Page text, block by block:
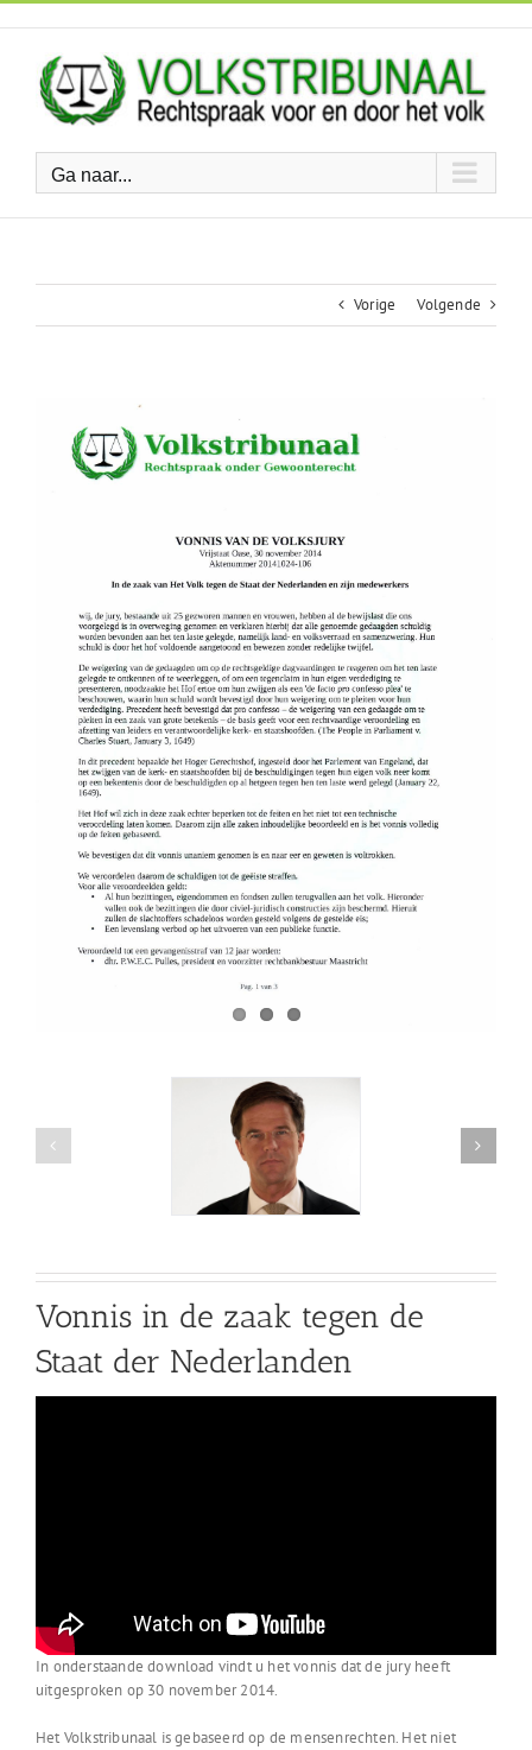
Ga
naar
Ga naar...
Vorige Volgende
grotere
afbeelding
Vonnis in de zaak tegen de
Staat der Nederlanden
In onderstaande download vindt u het vonnis dat de jury heeft
uitgesproken op 30 november 2014.
Het Volkstribunaal is gebaseerd op de mensenrechten. Het niet